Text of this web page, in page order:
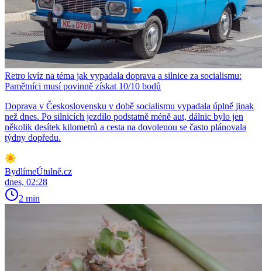
Retro kvíz na téma jak vypadala doprava a silnice za socialismu:
Pamětníci musí povinně získat 10/10 bodů
Doprava v Československu v době socialismu vypadala úplně jinak
než dnes. Po silnicích jezdilo podstatně méně aut, dálnic bylo jen
několik desítek kilometrů a cesta na dovolenou se často plánovala
týdny dopředu.
BydlímeÚtulně.cz
dnes, 02:28
2 min